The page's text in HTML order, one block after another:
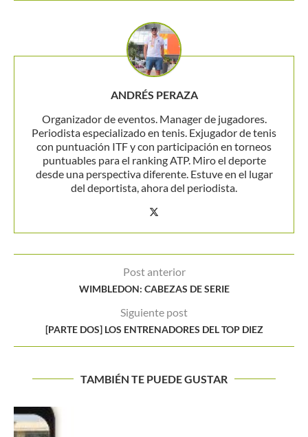
ANDRÉS PERAZA
Organizador de eventos. Manager de jugadores.
Periodista especializado en tenis. Exjugador de tenis
con puntuación ITF y con participación en torneos
puntuables para el ranking ATP. Miro el deporte
desde una perspectiva diferente. Estuve en el lugar
del deportista, ahora del periodista.
Post anterior
WIMBLEDON: CABEZAS DE SERIE
Siguiente post
[PARTE DOS] LOS ENTRENADORES DEL TOP DIEZ
TAMBIÉN TE PUEDE GUSTAR